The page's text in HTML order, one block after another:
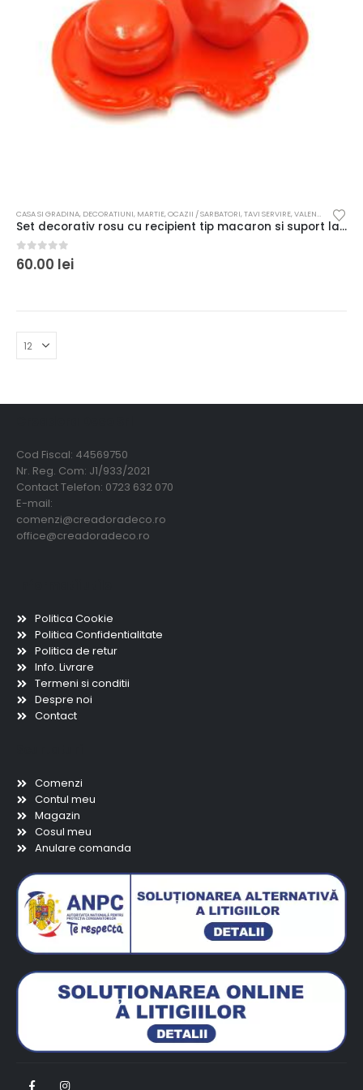
CASA SI GRADINA, DECORATIUNI, MARTIE,OCAZII / SARBATORI,TAVI SERVIRE,VALENTINES DAY
Set decorativ rosu cu recipient tip macaron si suport lalea
0out of 5
60.00 lei
Cod Fiscal: 44569750
Nr. Reg. Com: J1/933/2021
Contact Telefon: 0723 632 070
E-mail:
comenzi@creadoradeco.ro
office@creadoradeco.ro
Politica Cookie
Politica Confidentialitate
Politica de retur
Info. Livrare
Termeni si conditii
Despre noi
Contact
Comenzi
Contul meu
Magazin
Cosul meu
Anulare comanda